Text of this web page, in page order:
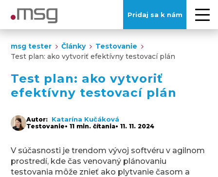
Pridaj sa k nám
msg tester Články
Testovanie
Test plan: ako vytvoriť efektívny testovací plán
Test plan: ako vytvoriť
efektívny testovací plán
Autor: Katarína Kučáková
Testovanie• 11 min. čítania• 11. 11. 2024
V súčasnosti je trendom vývoj softvéru v agilnom
prostredí, kde čas venovaný plánovaniu
testovania môže znieť ako plytvanie časom a